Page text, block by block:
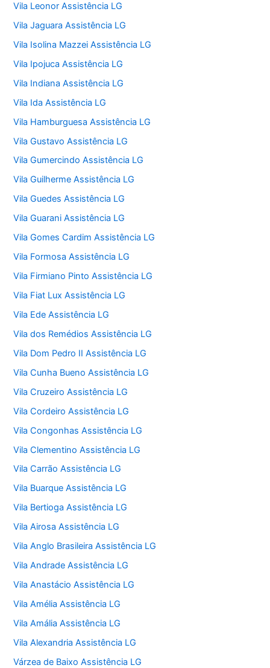
Vila Leonor Assistência LG
Vila Jaguara Assistência LG
Vila Isolina Mazzei Assistência LG
Vila Ipojuca Assistência LG
Vila Indiana Assistência LG
Vila Ida Assistência LG
Vila Hamburguesa Assistência LG
Vila Gustavo Assistência LG
Vila Gumercindo Assistência LG
Vila Guilherme Assistência LG
Vila Guedes Assistência LG
Vila Guarani Assistência LG
Vila Gomes Cardim Assistência LG
Vila Formosa Assistência LG
Vila Firmiano Pinto Assistência LG
Vila Fiat Lux Assistência LG
Vila Ede Assistência LG
Vila dos Remédios Assistência LG
Vila Dom Pedro II Assistência LG
Vila Cunha Bueno Assistência LG
Vila Cruzeiro Assistência LG
Vila Cordeiro Assistência LG
Vila Congonhas Assistência LG
Vila Clementino Assistência LG
Vila Carrão Assistência LG
Vila Buarque Assistência LG
Vila Bertioga Assistência LG
Vila Airosa Assistência LG
Vila Anglo Brasileira Assistência LG
Vila Andrade Assistência LG
Vila Anastácio Assistência LG
Vila Amélia Assistência LG
Vila Amália Assistência LG
Vila Alexandria Assistência LG
Várzea de Baixo Assistência LG